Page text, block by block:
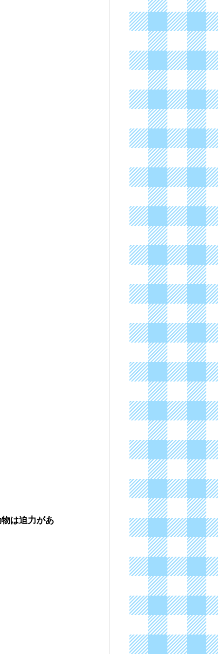
は迫力があ